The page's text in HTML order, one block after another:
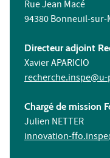
Rue Jean Macé
94380 Bonneuil-
Directeur adjoint
Xavier APARICIO
Chargé de mission
Julien NETTER
innovation-